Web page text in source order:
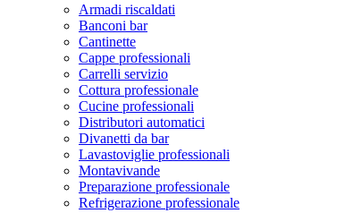
Armadi riscaldati
Banconi bar
Cantinette
Cappe professionali
Carrelli servizio
Cottura professionale
Cucine professionali
Distributori automatici
Divanetti da bar
Lavastoviglie professionali
Montavivande
Preparazione professionale
Refrigerazione professionale